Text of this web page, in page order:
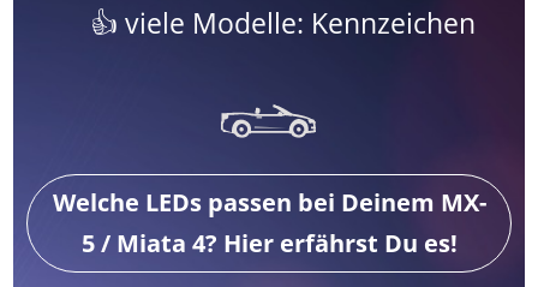
viele Modelle: Kennzeichen
Welche LEDs passen bei Deinem MX-
5 / Miata 4? Hier erfährst Du es!